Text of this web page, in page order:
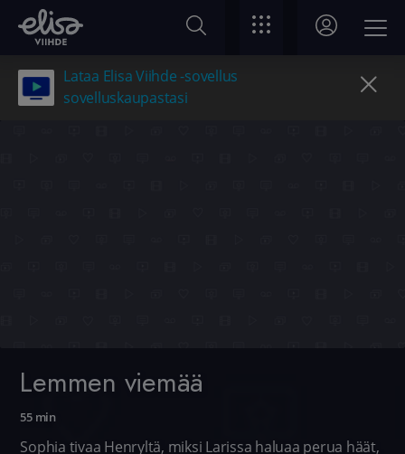
Lataa Elisa Viihde -sovellus
sovelluskaupastasi
Lemmen viemää
55 min
Sophia tivaa Henryltä, miksi Larissa haluaa perua häät,